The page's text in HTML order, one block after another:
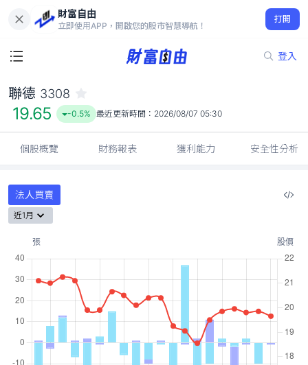
財富自由
立即使用APP，開啟您的股市智慧導航！
打開
登入
19.65
-0.5%
聯德 3308
19.65 -0.5% 最近更新時間： 2026/08/07 05:30
個股概覽 財務報表 獲利能力 安全性分析
法人買賣
近1月